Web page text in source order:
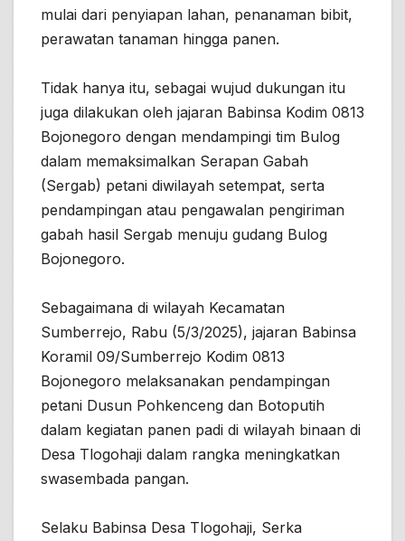
mulai dari penyiapan lahan, penanaman bibit,
perawatan tanaman hingga panen.
Tidak hanya itu, sebagai wujud dukungan itu
juga dilakukan oleh jajaran Babinsa Kodim 0813
Bojonegoro dengan mendampingi tim Bulog
dalam memaksimalkan Serapan Gabah
(Sergab) petani diwilayah setempat, serta
pendampingan atau pengawalan pengiriman
gabah hasil Sergab menuju gudang Bulog
Bojonegoro.
Sebagaimana di wilayah Kecamatan
Sumberrejo, Rabu (5/3/2025), jajaran Babinsa
Koramil 09/Sumberrejo Kodim 0813
Bojonegoro melaksanakan pendampingan
petani Dusun Pohkenceng dan Botoputih
dalam kegiatan panen padi di wilayah binaan di
Desa Tlogohaji dalam rangka meningkatkan
swasembada pangan.
Selaku Babinsa Desa Tlogohaji, Serka